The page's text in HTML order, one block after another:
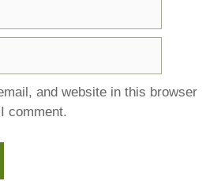
and website in this browser
comment.